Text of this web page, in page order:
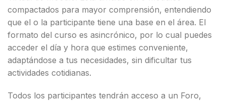
compactados para mayor comprensión, entendiendo
que el o la participante tiene una base en el área. El
formato del curso es asincrónico, por lo cual puedes
acceder el día y hora que estimes conveniente,
adaptándose a tus necesidades, sin dificultar tus
actividades cotidianas.
Todos los participantes tendrán acceso a un Foro,